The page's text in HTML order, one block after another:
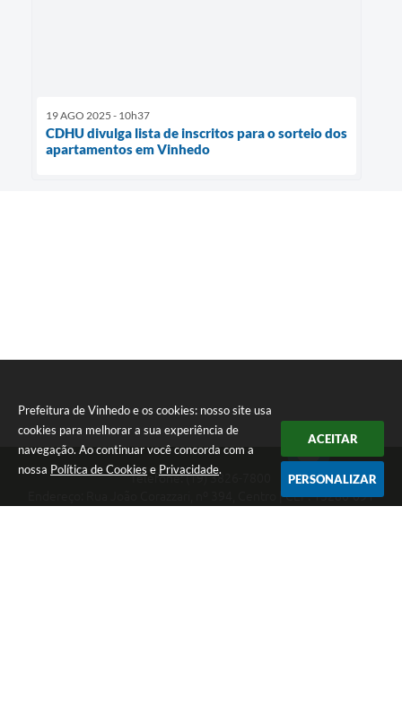
Prefeitura de Vinhedo e os cookies: nosso site usa
cookies para melhorar a sua experiência de
navegação. Ao continuar você concorda com a
nossa Política de Cookies e Privacidade.
ACEITAR
PERSONALIZAR
19 AGO 2025 - 10h37
CDHU divulga lista de inscritos para o sorteio dos
apartamentos em Vinhedo
Telefone: (19) 3826-7800
Endereço: Rua João Corazzari, nº 394, Centro | CEP: 13280-091